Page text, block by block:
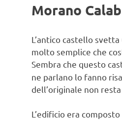
Morano
L’antico castello
molto semplice che
Sembra che questo
ne parlano lo fanno
dell’originale non
L’edificio era